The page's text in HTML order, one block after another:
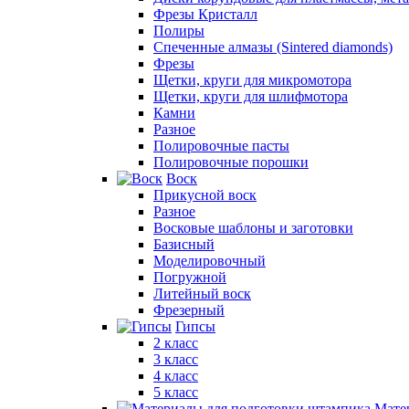
Фрезы Кристалл
Полиры
Спеченные алмазы (Sintered diamonds)
Фрезы
Щетки, круги для микромотора
Щетки, круги для шлифмотора
Камни
Разное
Полировочные пасты
Полировочные порошки
Воск
Прикусной воск
Разное
Восковые шаблоны и заготовки
Базисный
Моделировочный
Погружной
Литейный воск
Фрезерный
Гипсы
2 класс
3 класс
4 класс
5 класс